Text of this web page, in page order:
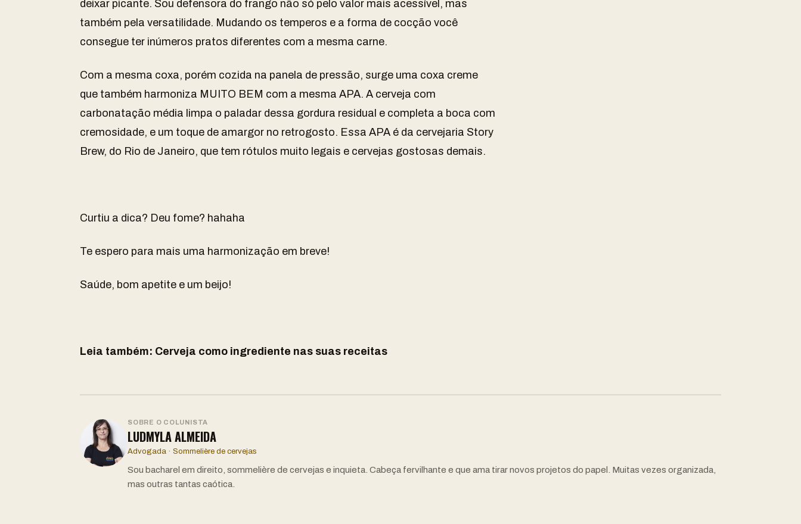
deixar picante. Sou defensora do frango não só pelo valor mais acessível, mas
também pela versatilidade. Mudando os temperos e a forma de cocção você
consegue ter inúmeros pratos diferentes com a mesma carne.
Com a mesma coxa, porém cozida na panela de pressão, surge uma coxa creme
que também harmoniza MUITO BEM com a mesma APA. A cerveja com
carbonatação média limpa o paladar dessa gordura residual e completa a boca com
cremosidade, e um toque de amargor no retrogosto. Essa APA é da cervejaria Story
Brew, do Rio de Janeiro, que tem rótulos muito legais e cervejas gostosas demais.
Curtiu a dica? Deu fome? hahaha
Te espero para mais uma harmonização em breve!
Saúde, bom apetite e um beijo!
Leia também: Cerveja como ingrediente nas suas receitas
SOBRE O COLUNISTA
LUDMYLA ALMEIDA
Advogada · Sommelière de cervejas
Sou bacharel em direito, sommelière de cervejas e inquieta. Cabeça fervilhante e que ama tirar novos projetos do papel. Muitas vezes organizada,
mas outras tantas caótica.